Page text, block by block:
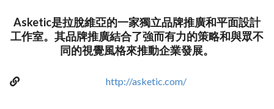
Asketic是拉脫維亞的一家獨立品牌推廣和平面設計
工作室。其品牌推廣結合了強而有力的策略和與眾不
同的視覺風格來推動企業發展。
http://asketic.com/